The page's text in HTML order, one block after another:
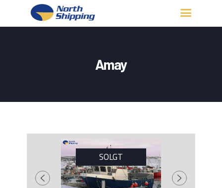
Amay
KONTAKT OSS
SOLGT